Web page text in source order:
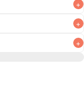
+
にお召し上がりく
+
びには不向きです
お持ち運びは可能
持ち運び後はすぐ
+
、6~8人分が目安
カット数をご変更